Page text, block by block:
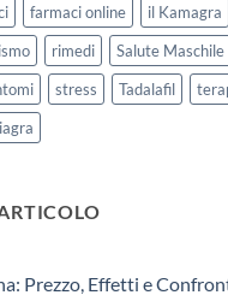
farmaci online il Kamagra
rimedi Salute Maschile
stress Tadalafil
Prezzo, Effetti e